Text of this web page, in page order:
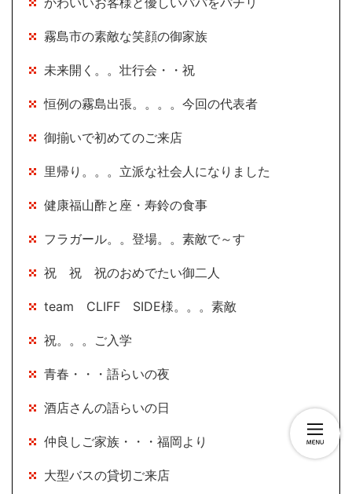
霧島市の素敵な笑顔の御家族
未来開く。。壮行会・・祝
恒例の霧島出張。。。。今回の代表者
御揃いで初めてのご来店
里帰り。。。立派な社会人になりました
健康福山酢と座・寿鈴の食事
フラガール。。登場。。素敵で～す
祝 祝 祝のおめでたい御二人
team CLIFF SIDE様。。。素敵
祝。。。ご入学
青春・・・語らいの夜
酒店さんの語らいの日
仲良しご家族・・・福岡より
大型バスの貸切ご来店